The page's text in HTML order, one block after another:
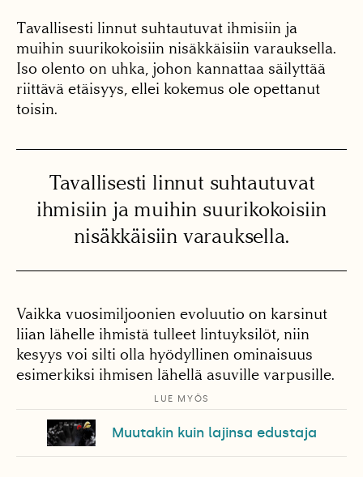
Tavallisesti linnut suhtautuvat ihmisiin ja
muihin suurikokoisiin nisäkkäisiin varauksella.
Iso olento on uhka, johon kannattaa säilyttää
riittävä etäisyys, ellei kokemus ole opettanut
toisin.
Tavallisesti linnut suhtautuvat
ihmisiin ja muihin suurikokoisiin
nisäkkäisiin varauksella.
Vaikka vuosimiljoonien evoluutio on karsinut
liian lähelle ihmistä tulleet lintuyksilöt, niin
kesyys voi silti olla hyödyllinen ominaisuus
esimerkiksi ihmisen lähellä asuville varpusille.
LUE MYÖS
Muutakin kuin lajinsa edustaja